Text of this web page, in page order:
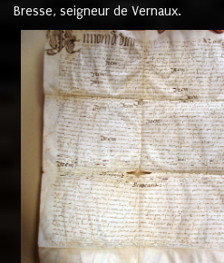
Bresse, seigneur de Vernaux.